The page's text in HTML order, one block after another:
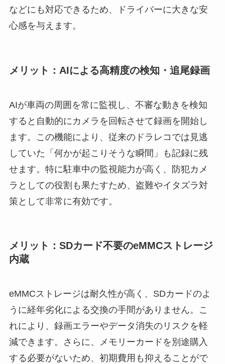
などにも対応できるため、ドライバーに大きな安
心感を与えます。
メリット：AIによる高精度の検知・追尾録画
AIが車両の周囲を常に監視し、不審な動きを検知
すると自動的にカメラを回転させて録画を開始し
ます。この機能により、従来のドラレコでは見逃
していた「何かが起こりそうな瞬間」も記録に残
せます。特に駐車中の監視能力が高く、防犯カメ
ラとしての役割も果たすため、盗難やイタズラ対
策として非常に有効です。
メリット：SDカード不要のeMMCストレージ
内蔵
eMMCストレージは耐久性が高く、SDカードのよ
うに経年劣化による交換の手間がありません。こ
れにより、録画エラーやデータ消失のリスクを軽
減できます。さらに、メモリーカードを別途購入
する必要がないため、初期費用も抑えることがで